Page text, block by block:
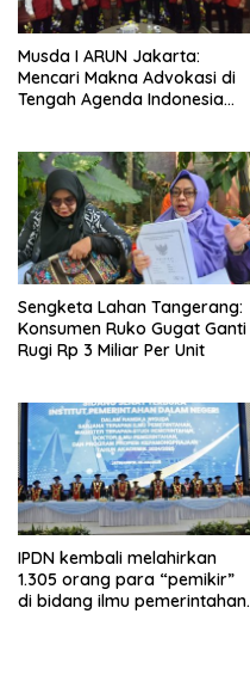
Musda I ARUN Jakarta:
Mencari Makna Advokasi di
Tengah Agenda Indonesia
Sengketa Lahan Tangerang:
Konsumen Ruko Gugat Ganti
Rugi Rp 3 Miliar Per Unit
IPDN kembali melahirkan
1.305 orang para “pemikir”
di bidang ilmu pemerintahan.